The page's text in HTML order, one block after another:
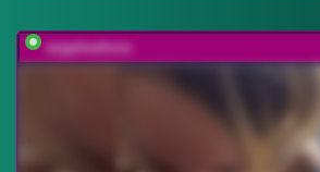
angelswhore